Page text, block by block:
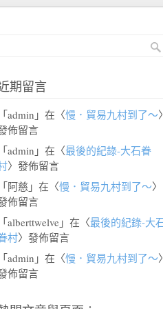
期留言
admin 」在〈慢．貿易九村到了～〉
佈留言
admin 」在〈最後的紀錄-大石眷
〉發佈留言
阿慈 」在〈慢．貿易九村到了～〉
佈留言
alberttwelve 」在〈最後的紀錄-大
村〉發佈留言
admin 」在〈慢．貿易九村到了～〉
佈留言